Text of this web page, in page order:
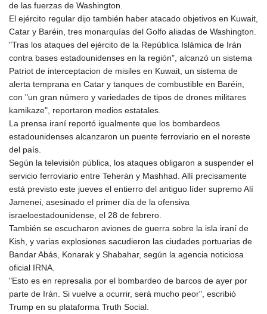
de las fuerzas de Washington.
El ejército regular dijo también haber atacado objetivos en Kuwait,
Catar y Baréin, tres monarquías del Golfo aliadas de Washington.
"Tras los ataques del ejército de la República Islámica de Irán
contra bases estadounidenses en la región", alcanzó un sistema
Patriot de interceptacion de misiles en Kuwait, un sistema de
alerta temprana en Catar y tanques de combustible en Baréin,
con "un gran número y variedades de tipos de drones militares
kamikaze", reportaron medios estatales.
La prensa iraní reportó igualmente que los bombardeos
estadounidenses alcanzaron un puente ferroviario en el noreste
del país.
Según la televisión pública, los ataques obligaron a suspender el
servicio ferroviario entre Teherán y Mashhad. Allí precisamente
está previsto este jueves el entierro del antiguo líder supremo Alí
Jamenei, asesinado el primer día de la ofensiva
israeloestadounidense, el 28 de febrero.
También se escucharon aviones de guerra sobre la isla iraní de
Kish, y varias explosiones sacudieron las ciudades portuarias de
Bandar Abás, Konarak y Shabahar, según la agencia noticiosa
oficial IRNA.
"Esto es en represalia por el bombardeo de barcos de ayer por
parte de Irán. Si vuelve a ocurrir, será mucho peor", escribió
Trump en su plataforma Truth Social.